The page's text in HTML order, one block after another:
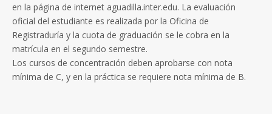
en la página de internet aguadilla.inter.edu. La evaluación
oficial del estudiante es realizada por la Oficina de
Registraduría y la cuota de graduación se le cobra en la
matrícula en el segundo semestre.
Los cursos de concentración deben aprobarse con nota
mínima de C, y en la práctica se requiere nota mínima de B.